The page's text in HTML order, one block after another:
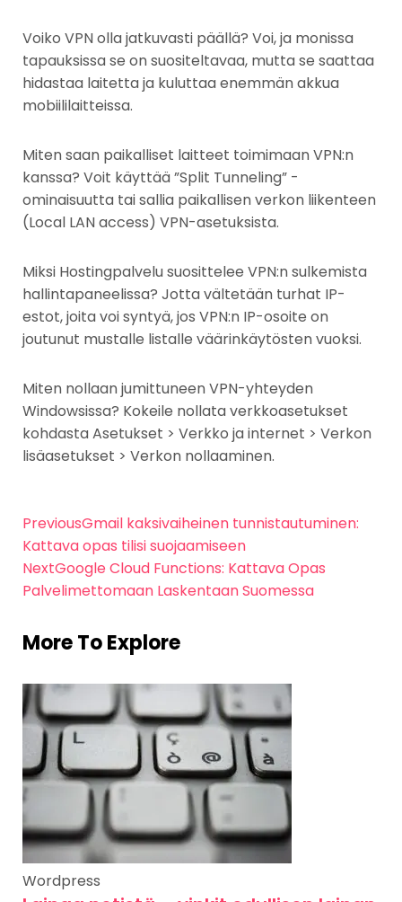
Voiko VPN olla jatkuvasti päällä? Voi, ja monissa
tapauksissa se on suositeltavaa, mutta se saattaa
hidastaa laitetta ja kuluttaa enemmän akkua
mobiililaitteissa.
Miten saan paikalliset laitteet toimimaan VPN:n
kanssa? Voit käyttää ”Split Tunneling” -
ominaisuutta tai sallia paikallisen verkon liikenteen
(Local LAN access) VPN-asetuksista.
Miksi Hostingpalvelu suosittelee VPN:n sulkemista
hallintapaneelissa? Jotta vältetään turhat IP-
estot, joita voi syntyä, jos VPN:n IP-osoite on
joutunut mustalle listalle väärinkäytösten vuoksi.
Miten nollaan jumittuneen VPN-yhteyden
Windowsissa? Kokeile nollata verkkoasetukset
kohdasta Asetukset > Verkko ja internet > Verkon
lisäasetukset > Verkon nollaaminen.
PreviousGmail kaksivaiheinen tunnistautuminen:
Kattava opas tilisi suojaamiseen
NextGoogle Cloud Functions: Kattava Opas
Palvelimettomaan Laskentaan Suomessa
More To Explore
Wordpress